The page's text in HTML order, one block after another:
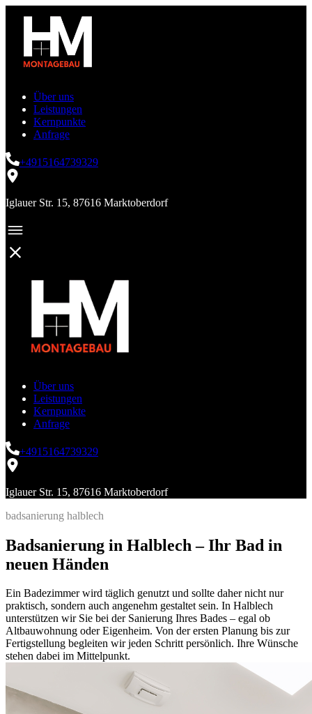
Über uns
Leistungen
Kernpunkte
Anfrage
+4915164739329
Iglauer Str. 15, 87616 Marktoberdorf
Über uns
Leistungen
Kernpunkte
Anfrage
+4915164739329
Iglauer Str. 15, 87616 Marktoberdorf
badsanierung halblech
Badsanierung in Halblech – Ihr Bad in
neuen Händen
Ein Badezimmer wird täglich genutzt und sollte daher nicht nur
praktisch, sondern auch angenehm gestaltet sein. In Halblech
unterstützen wir Sie bei der Sanierung Ihres Bades – egal ob
Altbauwohnung oder Eigenheim. Von der ersten Planung bis zur
Fertigstellung begleiten wir jeden Schritt persönlich. Ihre Wünsche
stehen dabei im Mittelpunkt.